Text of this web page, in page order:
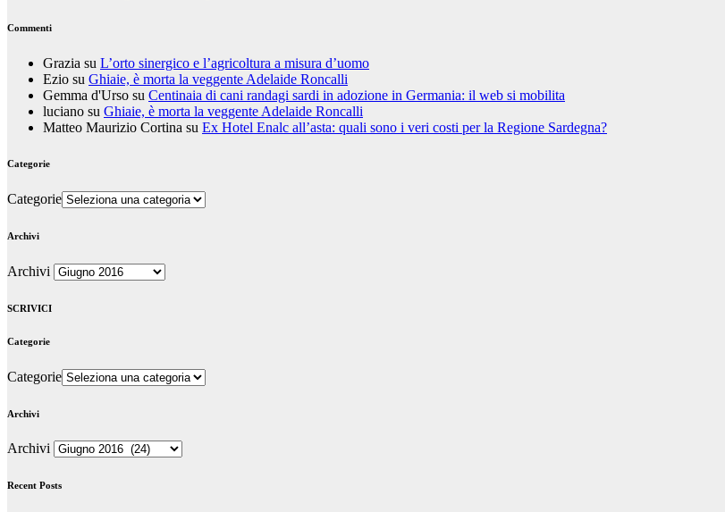
Commenti
Grazia su L’orto sinergico e l’agricoltura a misura d’uomo
Ezio su Ghiaie, è morta la veggente Adelaide Roncalli
Gemma d'Urso su Centinaia di cani randagi sardi in adozione in Germania: il web si mobilita
luciano su Ghiaie, è morta la veggente Adelaide Roncalli
Matteo Maurizio Cortina su Ex Hotel Enalc all’asta: quali sono i veri costi per la Regione Sardegna?
Categorie
Categorie
Archivi
Archivi
SCRIVICI
Categorie
Categorie
Archivi
Archivi
Recent Posts